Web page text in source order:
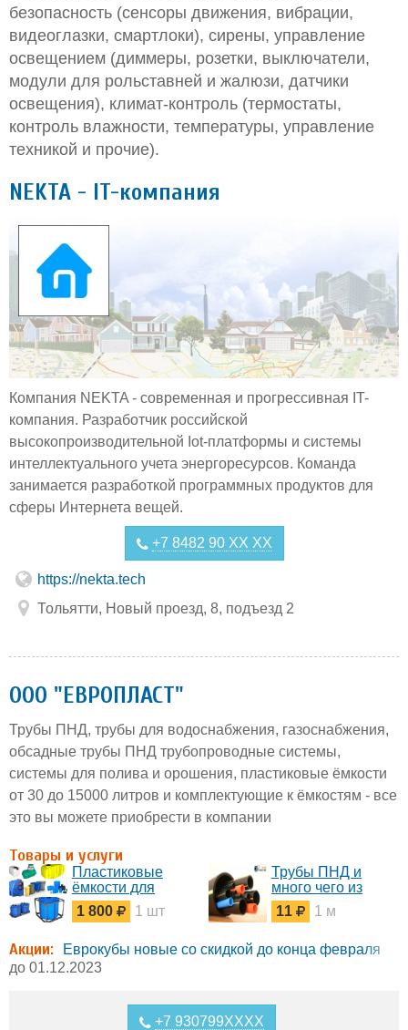
безопасность (сенсоры движения, вибрации,
видеоглазки, смартлоки), сирены, управление
освещением (диммеры, розетки, выключатели,
модули для рольставней и жалюзи, датчики
освещения), климат-контроль (термостаты,
контроль влажности, температуры, управление
техникой и прочие).
NEKTA - IT-компания
Компания NEKTA - современная и прогрессивная IT-
компания. Разработчик российской
высокопроизводительной Iot-платформы и системы
интеллектуального учета энергоресурсов. Команда
занимается разработкой программных продуктов для
сферы Интернета вещей.
+7 8482 90 XX XX
https://nekta.tech
Тольятти, Новый проезд, 8, подъезд 2
ООО "ЕВРОПЛАСТ"
Трубы ПНД, трубы для водоснабжения, газоснабжения,
обсадные трубы ПНД трубопроводные системы,
системы для полива и орошения, пластиковые ёмкости
от 30 до 15000 литров и комплектующие к ёмкостям - все
это вы можете приобрести в компании
Товары и услуги
Пластиковые
ёмкости для
хранения воды и
топлива
1 800 1 шт
Трубы ПНД и
много чего из
пластика
11 1 м
Акции:
Еврокубы новые со скидкой до конца февраля
до 01.12.2023
+7 930799XXXX